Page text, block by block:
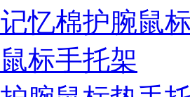
记忆棉护腕鼠
鼠标手托架